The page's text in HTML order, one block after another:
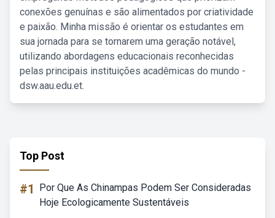
conexões genuínas e são alimentados por criatividade
e paixão. Minha missão é orientar os estudantes em
sua jornada para se tornarem uma geração notável,
utilizando abordagens educacionais reconhecidas
pelas principais instituições acadêmicas do mundo -
dsw.aau.edu.et.
Top Post
#1
Por Que As Chinampas Podem Ser Consideradas
Hoje Ecologicamente Sustentáveis